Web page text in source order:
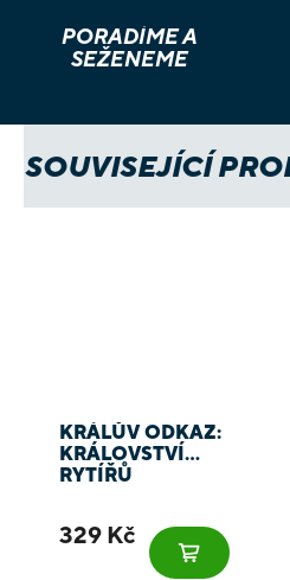
PORADÍME A
SEŽENEME
SOUVISEJÍCÍ
KRÁLŮV ODKAZ:
KRÁLOVSTVÍ
RYTÍŘŮ
329 Kč